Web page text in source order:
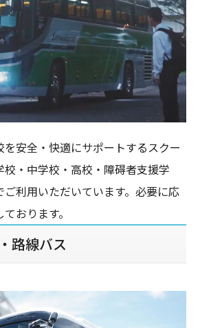
を安全・快適にサポートするスクー
・中学校・高校・障碍者支援学
利用いただいています。必要に応
おります。
路線バス